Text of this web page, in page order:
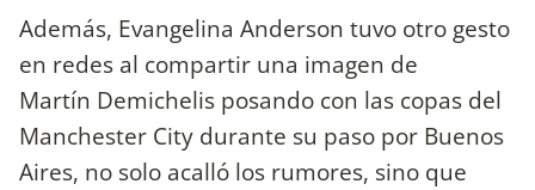
Además, Evangelina Anderson tuvo otro gesto
en redes al compartir una imagen de
Martín Demichelis posando con las copas del
Manchester City durante su paso por Buenos
Aires, no solo acalló los rumores, sino que